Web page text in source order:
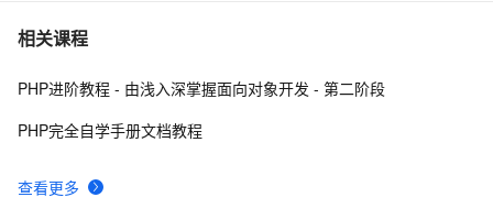
7 PHP设计模式：单例模式
8 php 的函数参数值类型限定
相关课程
查看更多
PHP进阶教程 - 由浅入深掌握面向对象开发 - 第二阶段
PHP完全自学手册文档教程